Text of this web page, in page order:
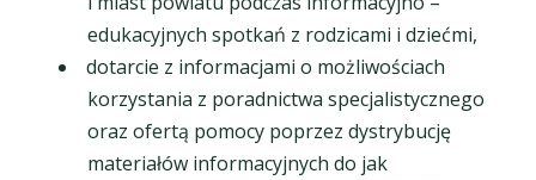
edukacyjnych spotkań z rodzicami i dziećmi,
dotarcie z informacjami o możliwościach
korzystania z poradnictwa specjalistycznego
oraz ofertą pomocy poprzez dystrybucję
materiałów informacyjnych do jak